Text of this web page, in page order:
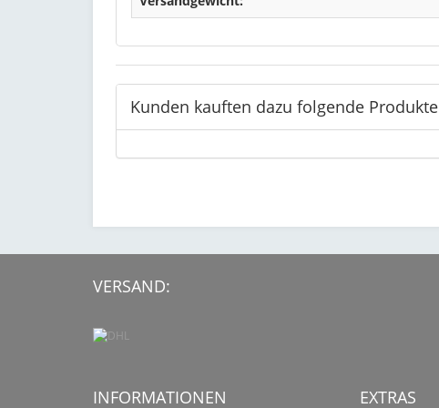
Kunden kauften dazu folgende Produkte
VERSAND:
INFORMATIONEN EXTRAS